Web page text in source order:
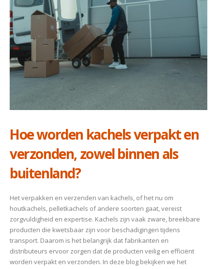
Hoe worden kachels verpakt en
verzonden, zowel binnen als
buitenland?
Het verpakken en verzenden van kachels, of het nu om
houtkachels, pelletkachels of andere soorten gaat, vereist
zorgvuldigheid en expertise. Kachels zijn vaak zware, breekbare
producten die kwetsbaar zijn voor beschadigingen tijdens
transport. Daarom is het belangrijk dat fabrikanten en
distributeurs ervoor zorgen dat de producten veilig en efficiënt
worden verpakt en verzonden. In deze blog bekijken we het